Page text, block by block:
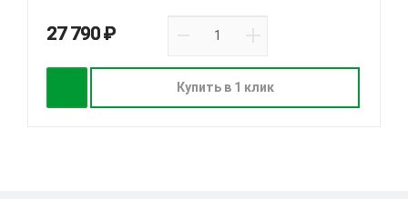
27 790 ₽
Купить в 1 клик